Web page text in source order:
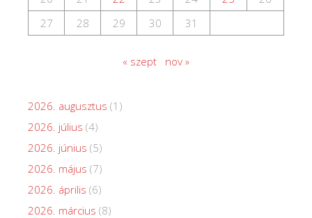
27
28 29 30 31
« szept nov »
2026. augusztus (1)
2026. július (4)
2026. június (5)
2026. május (7)
2026. április (6)
2026. március (8)